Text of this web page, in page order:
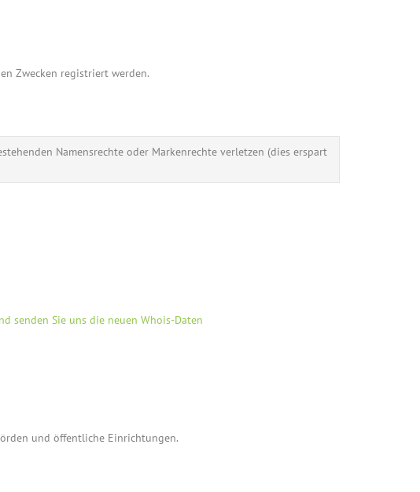
Zwecken registriert werden.
Namensrechte oder Markenrechte verletzen (dies erspart
senden Sie uns die neuen Whois-Daten
und öffentliche Einrichtungen.